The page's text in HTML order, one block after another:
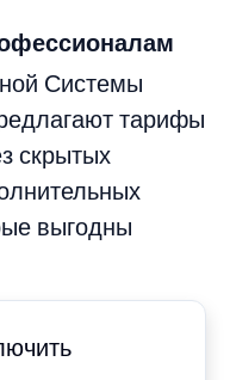
Системы
тарифы
скрытых
выгодны